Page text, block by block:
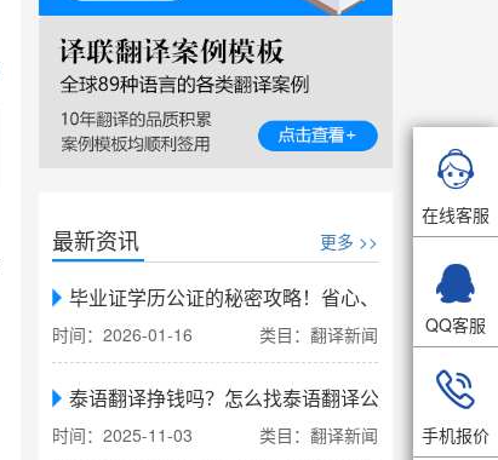
最新资讯 更多 >>
毕业证学历公证的秘密攻略！省心、省力、省时
时间：2026-01-16 类目：翻译新闻
泰语翻译挣钱吗？怎么找泰语翻译公司翻译
时间：2025-11-03 类目：翻译新闻

在线客服

QQ客服

手机报价